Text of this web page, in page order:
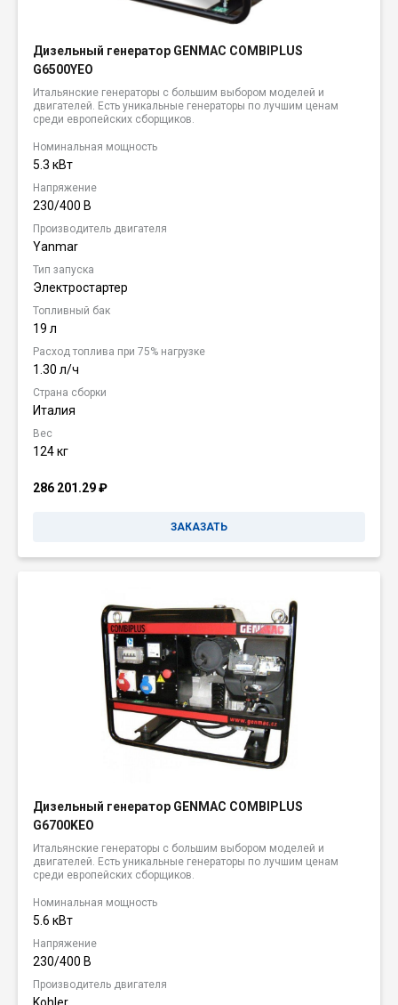
Дизельный генератор GENMAC COMBIPLUS
G6500YEO
Итальянские генераторы с большим выбором моделей и
двигателей. Есть уникальные генераторы по лучшим ценам
среди европейских сборщиков.
Номинальная мощность
5.3 кВт
Напряжение
230/400 В
Производитель двигателя
Yanmar
Тип запуска
Электростартер
Топливный бак
19 л
Расход топлива при 75% нагрузке
1.30 л/ч
Страна сборки
Италия
Вес
124 кг
286 201.29₽
ЗАКАЗАТЬ
Дизельный генератор GENMAC COMBIPLUS
G6700KEO
Итальянские генераторы с большим выбором моделей и
двигателей. Есть уникальные генераторы по лучшим ценам
среди европейских сборщиков.
Номинальная мощность
5.6 кВт
Напряжение
230/400 В
Производитель двигателя
Kohler